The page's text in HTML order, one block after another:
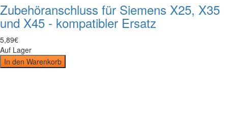
Zubehöranschluss für Siemens X25, X35
und X45 - kompatibler Ersatz
5,89€
Auf Lager
In den Warenkorb